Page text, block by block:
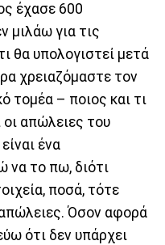
έχασε 600
μιλάω για τις
θα υπολογιστεί μετά
χρειαζόμαστε τον
τομέα – ποιος και τι
απώλειες του
ένα
να το πω, διότι
ποσά, τότε
Όσον αφορά
ότι δεν υπάρχει